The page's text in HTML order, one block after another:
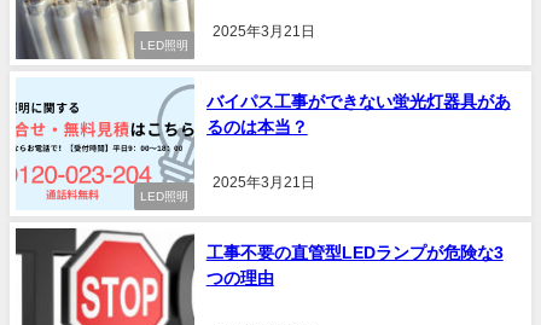
LED照明
2025年3月21日
LED照明
バイパス工事ができない蛍光灯器具があ
るのは本当？
2025年3月21日
工事不要の直管型LEDランプが危険な3
つの理由